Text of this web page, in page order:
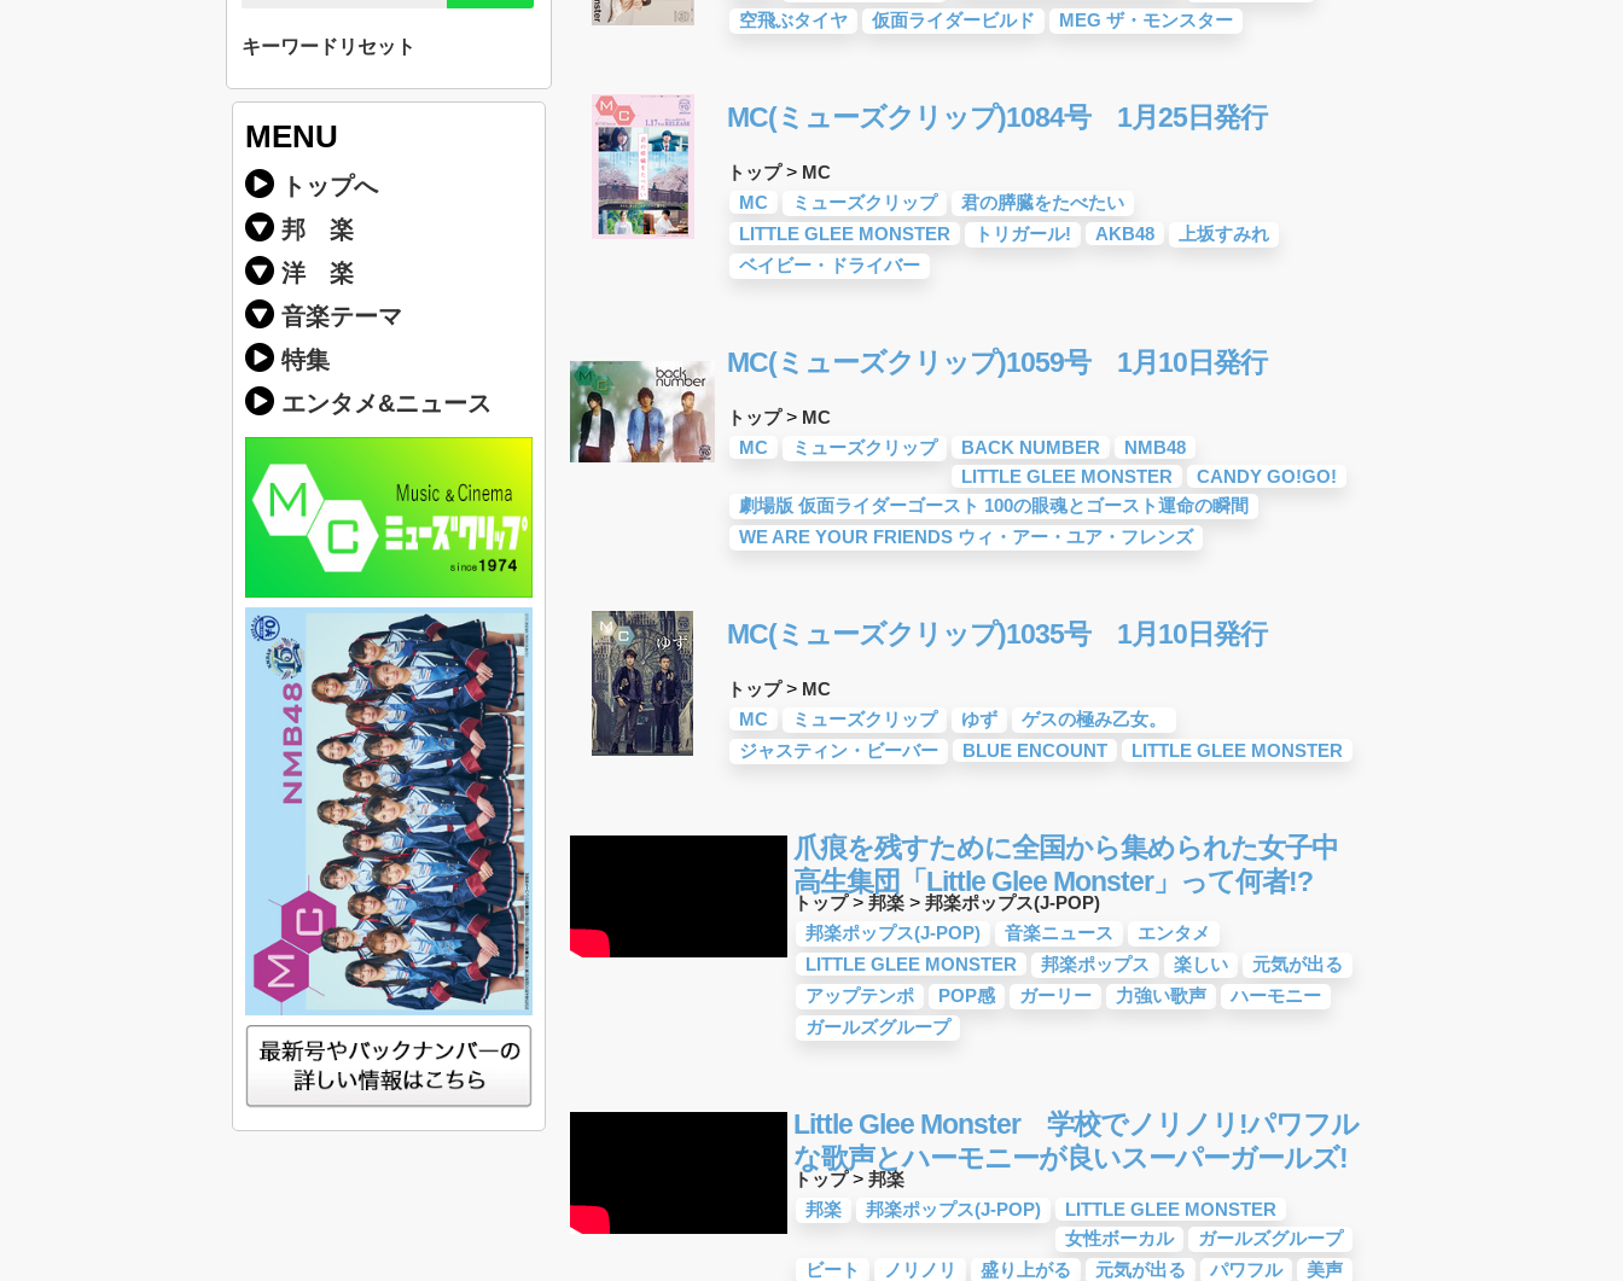
キーワードリセット
MENU
トップへ
邦 楽
邦楽ポップス(J-POP)
邦楽ロック(J-ROCK)
ヴィジュアル系(V系)
邦楽男性アーティスト
邦楽女性アーティスト
男女グループ・デュエット・その
2019年・2018年・2017年「邦
洋 楽
音楽テーマ
特集
エンタメ&ニュース
空飛ぶタイヤ
仮面ライダービルド MEG ザ・モンスター
MC(ミューズクリップ)1084号 1月25日発行
トップ> MC
MC
ミューズクリップ
君の膵臓をたべたい
LITTLE GLEE MONSTER
トリガール! AKB48
上坂すみれ
ベイビー・ドライバー
MC(ミューズクリップ)1059号 1月10日発行
トップ> MC
MC
ミューズクリップ BACK NUMBER
NMB48
LITTLE GLEE MONSTER
CANDY GO!GO!
劇場版 仮面ライダーゴースト 100の眼魂とゴースト運命の瞬間
WE ARE YOUR FRIENDS ウィ・アー・ユア・フレンズ
MC(ミューズクリップ)1035号 1月10日発行
トップ> MC
MC
ミューズクリップ ゆず
ゲスの極み乙女。
ジャスティン・ビーバー
BLUE ENCOUNT LITTLE GLEE MONSTER
爪痕を残すために全国から集められた女子中
高生集団「Little Glee Monster」って何者!?
トップ> 邦楽 > 邦楽ポップス(J-POP)
邦楽ポップス(J-POP)
音楽ニュース
エンタメ
LITTLE GLEE MONSTER
邦楽ポップス 楽しい
元気が出る
アップテンポ
POP感 ガーリー 力強い歌声
ハーモニー
ガールズグループ
Little Glee Monster 学校でノリノリ!パワフル
な歌声とハーモニーが良いスーパーガールズ!
トップ> 邦楽
邦楽
邦楽ポップス(J-POP)
LITTLE GLEE MONSTER
女性ボーカル
ガールズグループ
ビート
ノリノリ 盛り上がる 元気が出る パワフル 美声